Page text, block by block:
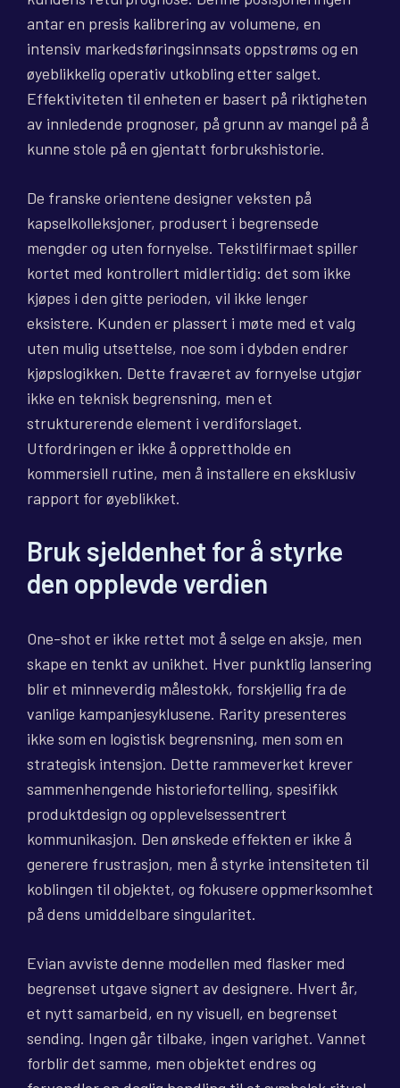
antar en presis kalibrering av volumene, en
intensiv markedsføringsinnsats oppstrøms og en
øyeblikkelig operativ utkobling etter salget.
Effektiviteten til enheten er basert på riktigheten
av innledende prognoser, på grunn av mangel på å
kunne stole på en gjentatt forbrukshistorie.
De franske orientene designer veksten på
kapselkolleksjoner, produsert i begrensede
mengder og uten fornyelse. Tekstilfirmaet spiller
kortet med kontrollert midlertidig: det som ikke
kjøpes i den gitte perioden, vil ikke lenger
eksistere. Kunden er plassert i møte med et valg
uten mulig utsettelse, noe som i dybden endrer
kjøpslogikken. Dette fraværet av fornyelse utgjør
ikke en teknisk begrensning, men et
strukturerende element i verdiforslaget.
Utfordringen er ikke å opprettholde en
kommersiell rutine, men å installere en eksklusiv
rapport for øyeblikket.
Bruk sjeldenhet for å styrke
den opplevde verdien
One-shot er ikke rettet mot å selge en aksje, men
skape en tenkt av unikhet. Hver punktlig lansering
blir et minneverdig målestokk, forskjellig fra de
vanlige kampanjesyklusene. Rarity presenteres
ikke som en logistisk begrensning, men som en
strategisk intensjon. Dette rammeverket krever
sammenhengende historiefortelling, spesifikk
produktdesign og opplevelsessentrert
kommunikasjon. Den ønskede effekten er ikke å
generere frustrasjon, men å styrke intensiteten til
koblingen til objektet, og fokusere oppmerksomhet
på dens umiddelbare singularitet.
Evian avviste denne modellen med flasker med
begrenset utgave signert av designere. Hvert år,
et nytt samarbeid, en ny visuell, en begrenset
sending. Ingen går tilbake, ingen varighet. Vannet
forblir det samme, men objektet endres og